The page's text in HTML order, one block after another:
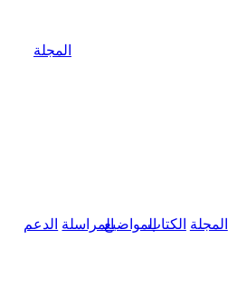
المجلة
الدعم المراسلةالمواضيعالكتاب المجلة